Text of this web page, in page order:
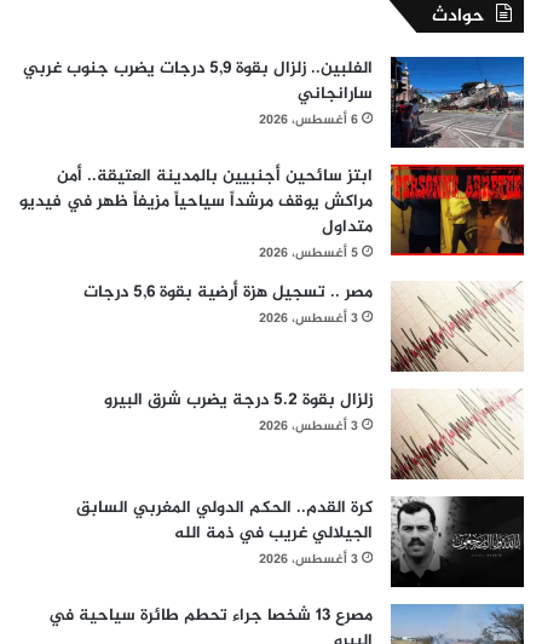
حوادث
الفلبين.. زلزال بقوة 5,9 درجات يضرب جنوب غربي
سارانجاني
6 أغسطس، 2026
ابتز سائحين أجنبيين بالمدينة العتيقة.. أمن
مراكش يوقف مرشداً سياحياً مزيفاً ظهر في فيديو
متداول
5 أغسطس، 2026
مصر .. تسجيل هزة أرضية بقوة 5,6 درجات
3 أغسطس، 2026
زلزال بقوة 5.2 درجة يضرب شرق البيرو
3 أغسطس، 2026
كرة القدم.. الحكم الدولي المغربي السابق
الجيلالي غريب في ذمة الله
3 أغسطس، 2026
مصرع 13 شخصا جراء تحطم طائرة سياحية في